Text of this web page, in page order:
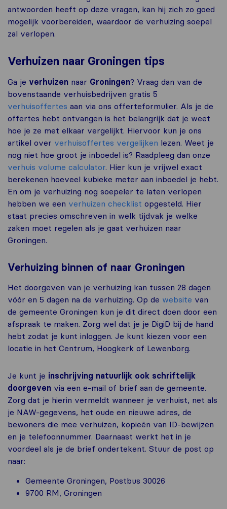
antwoorden heeft op deze vragen, kan hij zich zo goed
mogelijk voorbereiden, waardoor de verhuizing soepel
zal verlopen.
Verhuizen naar Groningen tips
Ga je verhuizen naar Groningen? Vraag dan van de
bovenstaande verhuisbedrijven gratis 5
verhuisoffertes aan via ons offerteformulier. Als je de
offertes hebt ontvangen is het belangrijk dat je weet
hoe je ze met elkaar vergelijkt. Hiervoor kun je ons
artikel over verhuisoffertes vergelijken lezen. Weet je
nog niet hoe groot je inboedel is? Raadpleeg dan onze
verhuis volume calculator. Hier kun je vrijwel exact
berekenen hoeveel kubieke meter aan inboedel je hebt.
En om je verhuizing nog soepeler te laten verlopen
hebben we een verhuizen checklist opgesteld. Hier
staat precies omschreven in welk tijdvak je welke
zaken moet regelen als je gaat verhuizen naar
Groningen.
Verhuizing binnen of naar Groningen
Het doorgeven van je verhuizing kan tussen 28 dagen
vóór en 5 dagen na de verhuizing. Op de website van
de gemeente Groningen kun je dit direct doen door een
afspraak te maken. Zorg wel dat je je DigiD bij de hand
hebt zodat je kunt inloggen. Je kunt kiezen voor een
locatie in het Centrum, Hoogkerk of Lewenborg.
Je kunt je inschrijving natuurlijk ook schriftelijk
doorgeven via een e-mail of brief aan de gemeente.
Zorg dat je hierin vermeldt wanneer je verhuist, net als
je NAW-gegevens, het oude en nieuwe adres, de
bewoners die mee verhuizen, kopieën van ID-bewijzen
en je telefoonnummer. Daarnaast werkt het in je
voordeel als je de brief ondertekent. Stuur de post op
naar:
Gemeente Groningen, Postbus 30026
9700 RM, Groningen